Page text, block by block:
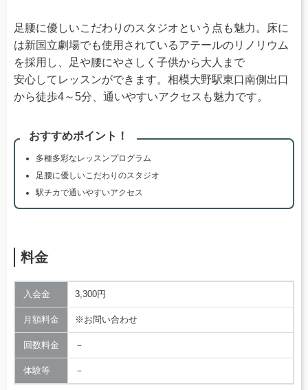
足腰に優しいこだわりのスタジオという点も魅力。床に
は新国立劇場でも使用されているアテールのリノリウム
を採用し、足や腰にやさしく子供から大人まで
​安心してレッスンができます。​相模大野駅東口南側出口
から徒歩4～5分、通いやすいアクセスも魅力です。
おすすめポイント！
多種多彩なレッスンプログラム
足腰に優しいこだわりのスタジオ
駅チカで通いやすいアクセス
料金
入会金 3,300円
月額料金 ※お問い合わせ
回数料金 －
体験等 －